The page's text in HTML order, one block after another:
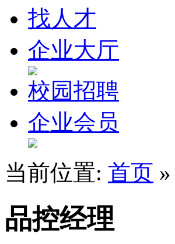
找人才
企业大厅
校园招聘
企业会员
当前位置: 首页 »
品控经理